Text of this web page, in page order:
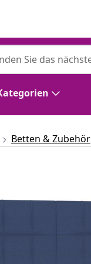
Betten & Zubehör